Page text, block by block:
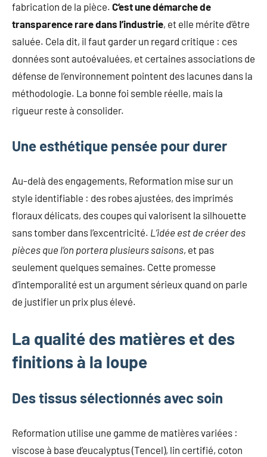
fabrication de la pièce. C’est une démarche de
transparence rare dans l’industrie, et elle mérite d’être
saluée. Cela dit, il faut garder un regard critique : ces
données sont autoévaluées, et certaines associations de
défense de l’environnement pointent des lacunes dans la
méthodologie. La bonne foi semble réelle, mais la
rigueur reste à consolider.
Une esthétique pensée pour durer
Au-delà des engagements, Reformation mise sur un
style identifiable : des robes ajustées, des imprimés
floraux délicats, des coupes qui valorisent la silhouette
sans tomber dans l’excentricité. L’idée est de créer des
pièces que l’on portera plusieurs saisons, et pas
seulement quelques semaines. Cette promesse
d’intemporalité est un argument sérieux quand on parle
de justifier un prix plus élevé.
La qualité des matières et des
finitions à la loupe
Des tissus sélectionnés avec soin
Reformation utilise une gamme de matières variées :
viscose à base d’eucalyptus (Tencel), lin certifié, coton